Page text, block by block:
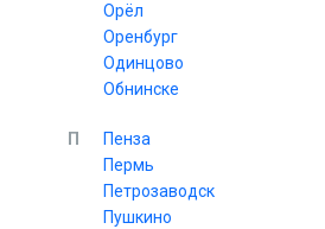
Орёл
Оренбург
Одинцово
Обнинске
П
Пенза
Пермь
Петрозаводск
Пушкино